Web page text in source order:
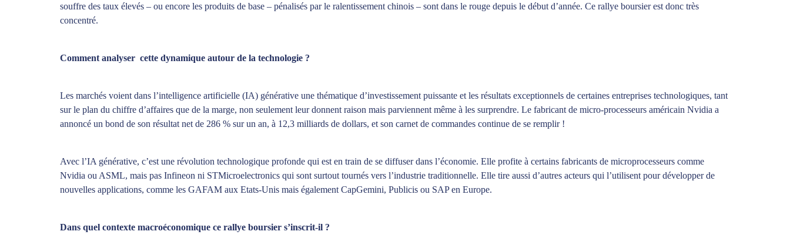
souffre des taux élevés – ou encore les produits de base – pénalisés par le ralentissement chinois – sont dans le rouge depuis le début d’année. Ce rallye boursier est donc très
concentré.
Comment analyser cette dynamique autour de la technologie ?
Les marchés voient dans l’intelligence artificielle (IA) générative une thématique d’investissement puissante et les résultats exceptionnels de certaines entreprises technologiques, tant
sur le plan du chiffre d’affaires que de la marge, non seulement leur donnent raison mais parviennent même à les surprendre. Le fabricant de micro-processeurs américain Nvidia a
annoncé un bond de son résultat net de 286 % sur un an, à 12,3 milliards de dollars, et son carnet de commandes continue de se remplir !
Avec l’IA générative, c’est une révolution technologique profonde qui est en train de se diffuser dans l’économie. Elle profite à certains fabricants de microprocesseurs comme
Nvidia ou ASML, mais pas Infineon ni STMicroelectronics qui sont surtout tournés vers l’industrie traditionnelle. Elle tire aussi d’autres acteurs qui l’utilisent pour développer de
nouvelles applications, comme les GAFAM aux Etats-Unis mais également CapGemini, Publicis ou SAP en Europe.
Dans quel contexte macroéconomique ce rallye boursier s’inscrit-il ?